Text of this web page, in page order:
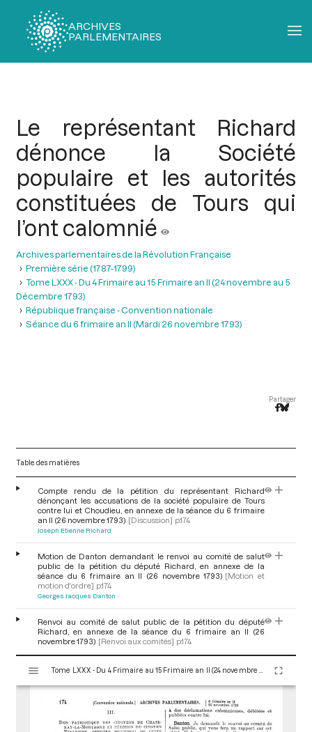
ARCHIVES
PARLEMENTAIRES
Le représentant Richard
dénonce la Société
populaire et les autorités
constituées de Tours qui
l’ont calomnié
Archives parlementaires de la Révolution Française
Première série (1787-1799)
Tome LXXX - Du 4 Frimaire au 15 Frimaire an II (24 novembre au 5
Décembre 1793)
République française - Convention nationale
Séance du 6 frimaire an II (Mardi 26 novembre 1793)
Partager
Table des matières
Compte rendu de la pétition du représentant Richard
dénonçant les accusations de la société populaire de Tours
contre lui et Choudieu, en annexe de la séance du 6 frimaire
an II (26 novembre 1793) [Discussion] p.174
Joseph Etienne Richard
Motion de Danton demandant le renvoi au comité de salut
public de la pétition du député Richard, en annexe de la
séance du 6 frimaire an II (26 novembre 1793) [Motion et
motion d'ordre] p.174
Georges Jacques Danton
Renvoi au comité de salut public de la pétition du député
Richard, en annexe de la séance du 6 frimaire an II (26
novembre 1793) [Renvoi aux comités] p.174
s